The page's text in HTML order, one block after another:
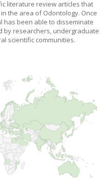
literature review articles that
the area of Odontology. Once
has been able to disseminate
by researchers, undergraduate
scientific communities.